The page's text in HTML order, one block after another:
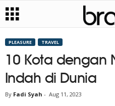
PLEASURE TRAVEL
10 Kota dengan
Indah di Dunia
By Fadi Syah - Aug 11, 2023